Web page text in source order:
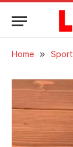
Home » Sport